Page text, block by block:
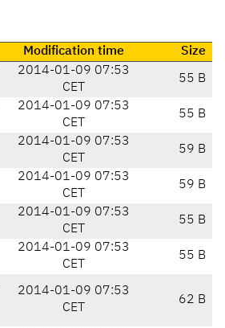
Modification time
Size
2014-01-09 07:53
CET
55 B
2014-01-09 07:53
CET
55 B
2014-01-09 07:53
CET
59 B
2014-01-09 07:53
CET
59 B
2014-01-09 07:53
CET
55 B
2014-01-09 07:53
CET
55 B
2014-01-09 07:53
CET
62 B